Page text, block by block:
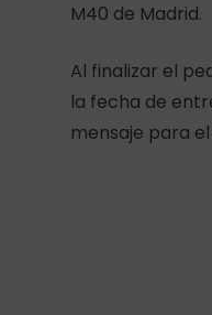
M40 de Madrid.
Al finalizar el
la fecha de
mensaje para